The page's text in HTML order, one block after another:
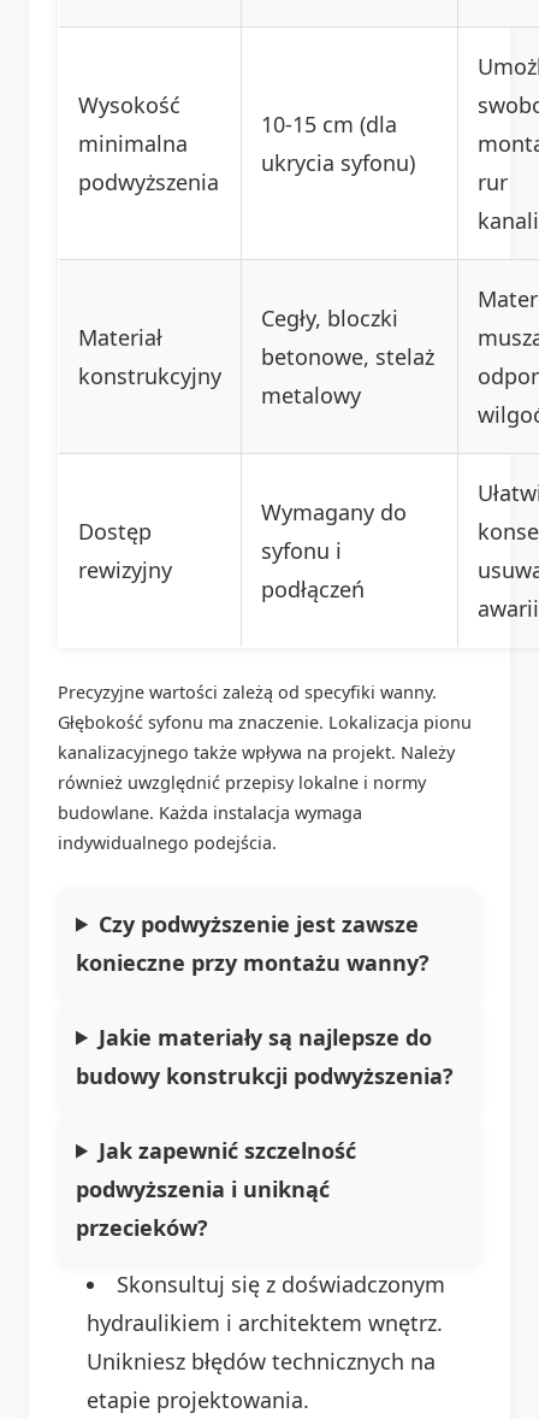
Wysokość
minimalna
podwyższenia
10-15 cm (dla
ukrycia syfonu)
rur
Materiał
konstrukcyjny
Cegły, bloczki
betonowe, stelaż
metalowy
Dostęp
rewizyjny
Wymagany do
syfonu i
podłączeń
Precyzyjne wartości zależą od specyfiki wanny.
Głębokość syfonu ma znaczenie. Lokalizacja pionu
kanalizacyjnego także wpływa na projekt. Należy
również uwzględnić przepisy lokalne i normy
budowlane. Każda instalacja wymaga
indywidualnego podejścia.
Czy podwyższenie jest zawsze
konieczne przy montażu wanny?
Jakie materiały są najlepsze do
budowy konstrukcji podwyższenia?
Jak zapewnić szczelność
podwyższenia i uniknąć
przecieków?
Skonsultuj się z doświadczonym
hydraulikiem i architektem wnętrz.
Unikniesz błędów technicznych na
etapie projektowania.